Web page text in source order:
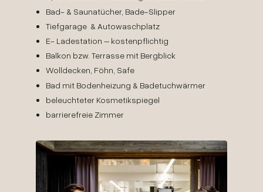
Bad- & Saunatücher, Bade-Slipper
Tiefgarage & Autowaschplatz
E- Ladestation – kostenpflichtig
Balkon bzw. Terrasse mit Bergblick
Wolldecken, Föhn, Safe
Bad mit Bodenheizung & Badetuchwärmer
beleuchteter Kosmetikspiegel
barrierefreie Zimmer